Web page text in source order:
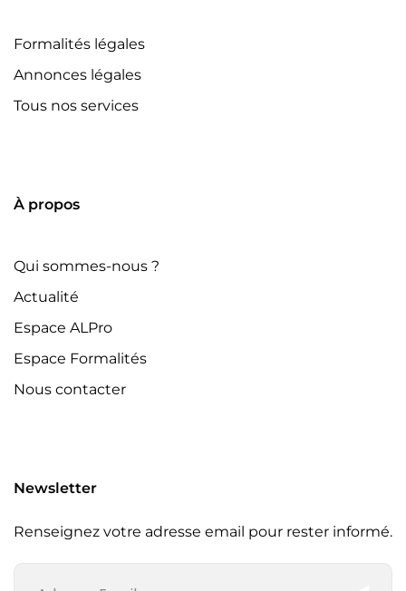
Formalités légales
Annonces légales
Tous nos services
À propos
Qui sommes-nous ?
Actualité
Espace ALPro
Espace Formalités
Nous contacter
Newsletter
Renseignez votre adresse email pour rester informé.